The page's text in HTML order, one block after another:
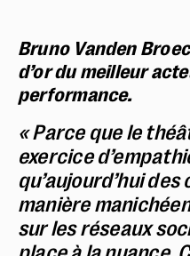
Bruno Vanden
d’or du meilleur
performance.
« Parce que le
exercice
qu’aujourd’hui
manière
sur les réseaux